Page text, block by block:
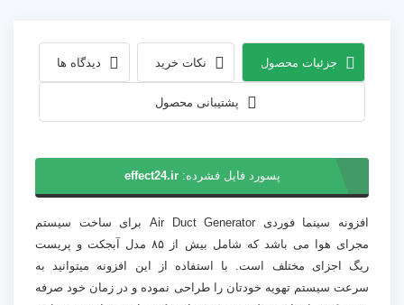
جزئیات محصول نکات خرید دیدگاه ها
پشتیبانی محصول
پسورد فایل فشرده:effect24.ir
افزونه سینما فوردی Air Duct Generator برای ساخت سیستم
مجرای هوا می باشد که شامل بیش از ۸۵ مدل آبجکت و پریست
ریگ اجزای مختلف است. با استفاده از این افزونه میتوانید به
سرعت سیستم تهویه خودتان را طراحی نموده و در زمان خود صرفه